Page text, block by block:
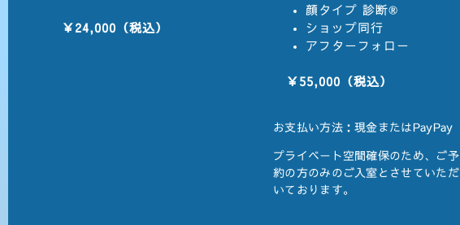
￥24,000（税込）
顔タイプ 診断®︎
ショップ同行
アフターフォロー
￥55,000（税込）
お支払い方法：現金またはPayPay
プライベート空間確保のため、ご予
約の方のみのご入室とさせていただ
いております。